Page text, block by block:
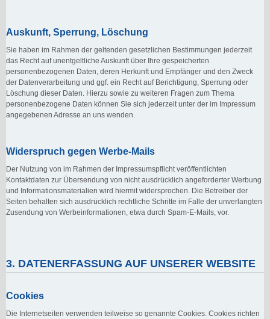
Auskunft, Sperrung, Löschung
Sie haben im Rahmen der geltenden gesetzlichen Bestimmungen jederzeit
das Recht auf unentgeltliche Auskunft über Ihre gespeicherten
personenbezogenen Daten, deren Herkunft und Empfänger und den Zweck
der Datenverarbeitung und ggf. ein Recht auf Berichtigung, Sperrung oder
Löschung dieser Daten. Hierzu sowie zu weiteren Fragen zum Thema
personenbezogene Daten können Sie sich jederzeit unter der im Impressum
angegebenen Adresse an uns wenden.
Widerspruch gegen Werbe-Mails
Der Nutzung von im Rahmen der Impressumspflicht veröffentlichten
Kontaktdaten zur Übersendung von nicht ausdrücklich angeforderter Werbung
und Informationsmaterialien wird hiermit widersprochen. Die Betreiber der
Seiten behalten sich ausdrücklich rechtliche Schritte im Falle der unverlangten
Zusendung von Werbeinformationen, etwa durch Spam-E-Mails, vor.
3. DATENERFASSUNG AUF UNSERER WEBSITE
Cookies
Die Internetseiten verwenden teilweise so genannte Cookies. Cookies richten